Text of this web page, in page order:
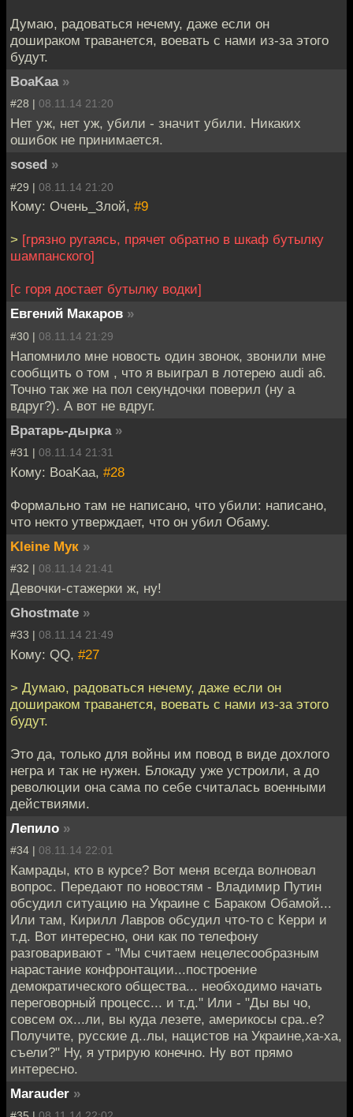
Думаю, радоваться нечему, даже если он
дошираком траванется, воевать с нами из-за этого
будут.
BoaKaa »
#28 | 08.11.14 21:20
Нет уж, нет уж, убили - значит убили. Никаких
ошибок не принимается.
sosed »
#29 | 08.11.14 21:20
Кому: Очень_Злой, #9
> [грязно ругаясь, прячет обратно в шкаф бутылку
шампанского]
[с горя достает бутылку водки]
Евгений Макаров »
#30 | 08.11.14 21:29
Напомнило мне новость один звонок, звонили мне
сообщить о том , что я выиграл в лотерею audi а6.
Точно так же на пол секундочки поверил (ну а
вдруг?). А вот не вдруг.
Вратарь-дырка »
#31 | 08.11.14 21:31
Кому: BoaKaa, #28
Формально там не написано, что убили: написано,
что некто утверждает, что он убил Обаму.
Kleine Мук »
#32 | 08.11.14 21:41
Девочки-стажерки ж, ну!
Ghostmate »
#33 | 08.11.14 21:49
Кому: QQ, #27
> Думаю, радоваться нечему, даже если он
дошираком траванется, воевать с нами из-за этого
будут.
Это да, только для войны им повод в виде дохлого
негра и так не нужен. Блокаду уже устроили, а до
революции она сама по себе считалась военными
действиями.
Лепило »
#34 | 08.11.14 22:01
Камрады, кто в курсе? Вот меня всегда волновал
вопрос. Передают по новостям - Владимир Путин
обсудил ситуацию на Украине с Бараком Обамой...
Или там, Кирилл Лавров обсудил что-то с Керри и
т.д. Вот интересно, они как по телефону
разговаривают - "Мы считаем нецелесообразным
нарастание конфронтации...построение
демократического общества... необходимо начать
переговорный процесс... и т.д." Или - "Ды вы чо,
совсем ох...ли, вы куда лезете, америкосы сра..е?
Получите, русские д..лы, нацистов на Украине,ха-ха,
съели?" Ну, я утрирую конечно. Ну вот прямо
интересно.
Marauder »